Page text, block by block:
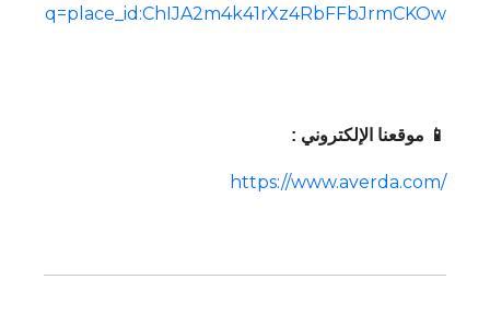
q=place_id:ChIJA2m4k41rXz4RbFFbJrmCKOw
📱 موقعنا الإلكتروني :
https://www.averda.com/